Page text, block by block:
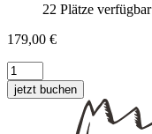
22 Plätze verfügbar
179,00 €
jetzt buchen